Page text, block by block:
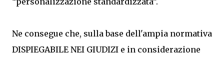
Ne consegue che, sulla base dell'ampia normativa
DISPIEGABILE NEI GIUDIZI e in considerazione